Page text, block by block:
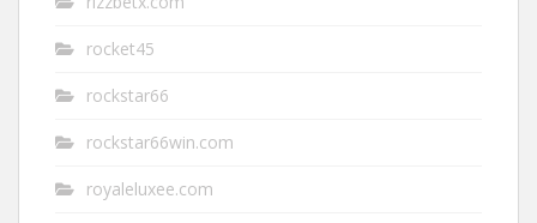
rocket45
rockstar66
rockstar66win.com
royaleluxee.com